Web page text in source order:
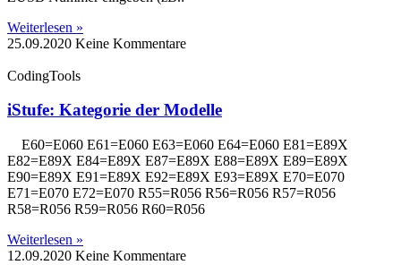
Weiterlesen »
25.09.2020 Keine Kommentare
CodingTools
iStufe: Kategorie der Modelle
E60=E060 E61=E060 E63=E060 E64=E060 E81=E89X
E82=E89X E84=E89X E87=E89X E88=E89X E89=E89X
E90=E89X E91=E89X E92=E89X E93=E89X E70=E070
E71=E070 E72=E070 R55=R056 R56=R056 R57=R056
R58=R056 R59=R056 R60=R056
Weiterlesen »
12.09.2020 Keine Kommentare